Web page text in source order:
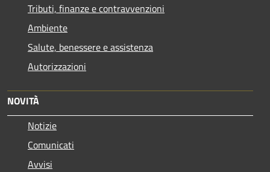
Tributi, finanze e contravvenzioni
Ambiente
Salute, benessere e assistenza
Autorizzazioni
NOVITÀ
Notizie
Comunicati
Avvisi